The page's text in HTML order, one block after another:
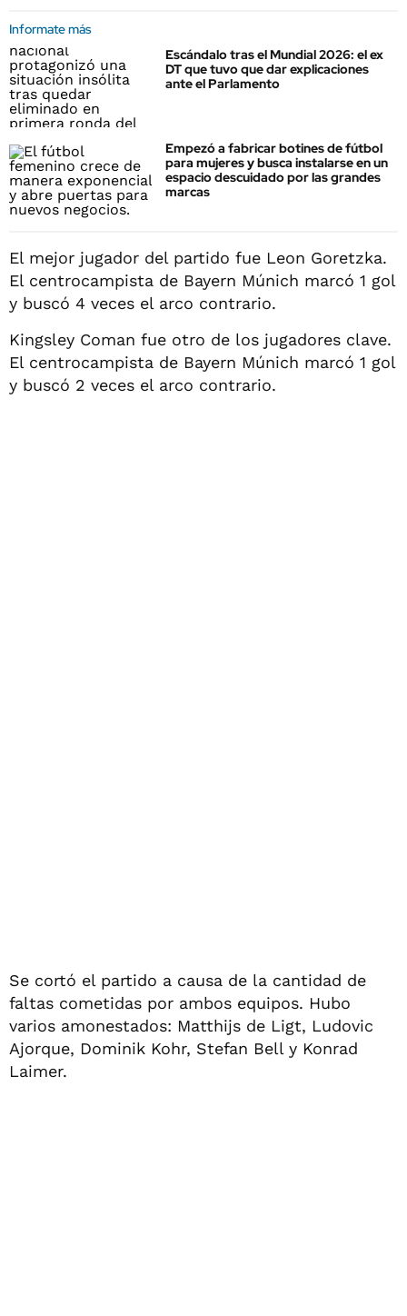
Informate más
Escándalo tras el Mundial 2026: el ex
DT que tuvo que dar explicaciones
ante el Parlamento
Empezó a fabricar botines de fútbol
para mujeres y busca instalarse en un
espacio descuidado por las grandes
marcas
El mejor jugador del partido fue Leon Goretzka.
El centrocampista de Bayern Múnich marcó 1 gol
y buscó 4 veces el arco contrario.
Kingsley Coman fue otro de los jugadores clave.
El centrocampista de Bayern Múnich marcó 1 gol
y buscó 2 veces el arco contrario.
Se cortó el partido a causa de la cantidad de
faltas cometidas por ambos equipos. Hubo
varios amonestados: Matthijs de Ligt, Ludovic
Ajorque, Dominik Kohr, Stefan Bell y Konrad
Laimer.